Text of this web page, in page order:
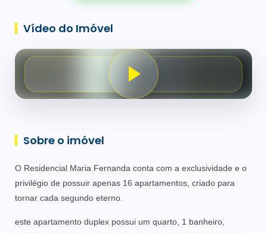
Vídeo do Imóvel
Sobre o imóvel
O Residencial Maria Fernanda conta com a exclusividade e o
privilégio de possuir apenas 16 apartamentos, criado para
tornar cada segundo eterno.
este apartamento duplex possui um quarto, 1 banheiro,